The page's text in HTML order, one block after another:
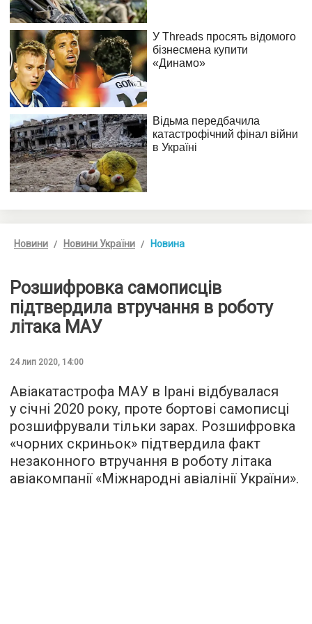
Новини Новини України Новина
Розшифровка самописців
підтвердила втручання в роботу
літака МАУ
24 лип 2020, 14:00
Авіакатастрофа МАУ в Ірані відбувалася
у січні 2020 року, проте бортові самописці
розшифрували тільки зарах. Розшифровка
«чорних скриньок» підтвердила факт
незаконного втручання в роботу літака
авіакомпанії «Міжнародні авіалінії України».